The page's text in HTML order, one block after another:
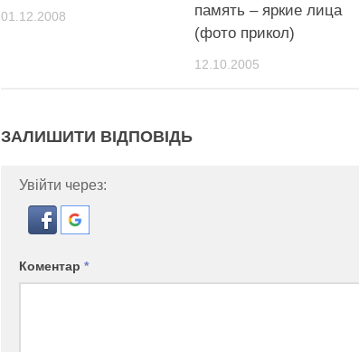
01.12.2008
память – яркие лица
(фото прикол)
12.10.2005
ЗАЛИШИТИ ВІДПОВІДЬ
Увійти через:
Коментар *